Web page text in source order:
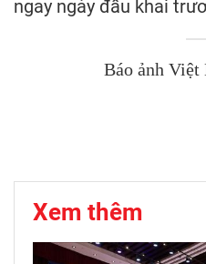
ngay ngày đầu khai
Báo ảnh
Xem thêm